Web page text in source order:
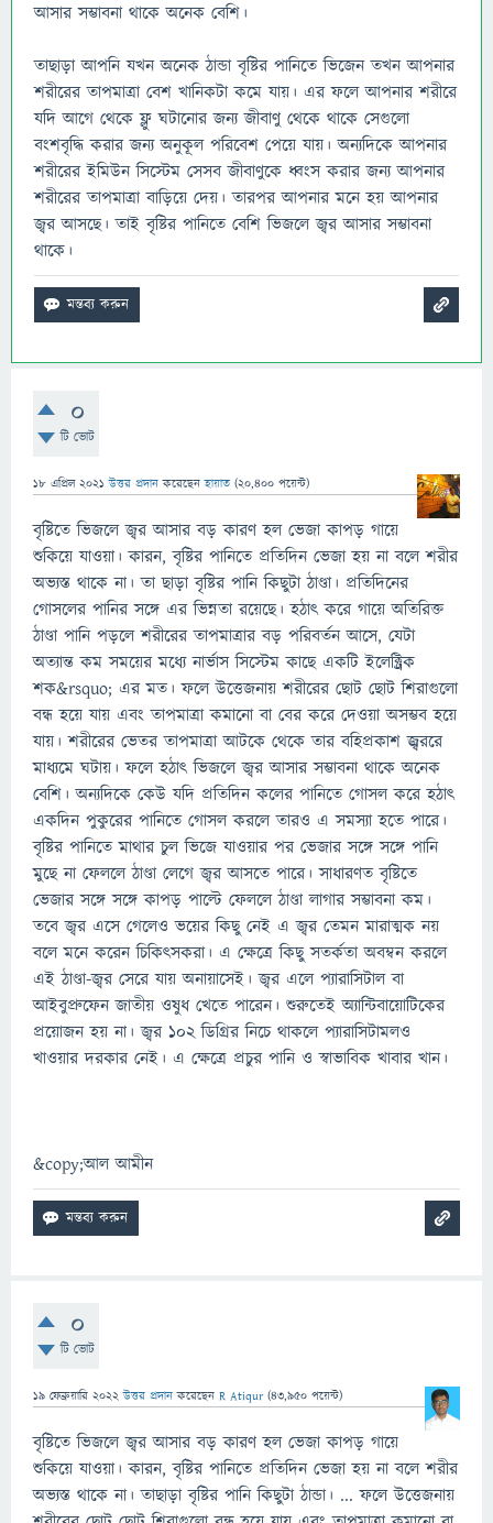
আসার সম্ভাবনা থাকে অনেক বেশি।
তাছাড়া আপনি যখন অনেক ঠান্ডা বৃষ্টির পানিতে ভিজেন তখন আপনার
শরীরের তাপমাত্রা বেশ খানিকটা কমে যায়। এর ফলে আপনার শরীরে
যদি আগে থেকে ফ্লু ঘটানোর জন্য জীবাণু থেকে থাকে সেগুলো
বংশবৃদ্ধি করার জন্য অনুকূল পরিবেশ পেয়ে যায়। অন্যদিকে আপনার
শরীরের ইমিউন সিস্টেম সেসব জীবাণুকে ধ্বংস করার জন্য আপনার
শরীরের তাপমাত্রা বাড়িয়ে দেয়। তারপর আপনার মনে হয় আপনার
জ্বর আসছে। তাই বৃষ্টির পানিতে বেশি ভিজলে জ্বর আসার সম্ভাবনা
থাকে।
0
টি ভোট
18 এপ্রিল 2021 উত্তর প্রদান করেছেনহায়াত (20,400 পয়েন্ট)
বৃষ্টিতে ভিজলে জ্বর আসার বড় কারণ হল ভেজা কাপড় গায়ে
শুকিয়ে যাওয়া। কারন, বৃষ্টির পানিতে প্রতিদিন ভেজা হয় না বলে শরীর
অভ্যস্ত থাকে না। তা ছাড়া বৃষ্টির পানি কিছুটা ঠাণ্ডা। প্রতিদিনের
গোসলের পানির সঙ্গে এর ভিন্নতা রয়েছে। হঠাৎ করে গায়ে অতিরিক্ত
ঠাণ্ডা পানি পড়লে শরীরের তাপমাত্রার বড় পরিবর্তন আসে, যেটা
অত্যান্ত কম সময়ের মধ্যে নার্ভাস সিস্টেম কাছে একটি ইলেক্ট্রিক
শক&rsquo; এর মত। ফলে উত্তেজনায় শরীরের ছোট ছোট শিরাগুলো
বন্ধ হয়ে যায় এবং তাপমাত্রা কমানো বা বের করে দেওয়া অসম্ভব হয়ে
যায়। শরীরের ভেতর তাপমাত্রা আটকে থেকে তার বহিপ্রকাশ জ্ব্রররে
মাধ্যমে ঘটায়। ফলে হঠাৎ ভিজলে জ্বর আসার সম্ভাবনা থাকে অনেক
বেশি। অন্যদিকে কেউ যদি প্রতিদিন কলের পানিতে গোসল করে হঠাৎ
একদিন পুকুরের পানিতে গোসল করলে তারও এ সমস্যা হতে পারে।
বৃষ্টির পানিতে মাথার চুল ভিজে যাওয়ার পর ভেজার সঙ্গে সঙ্গে পানি
মুছে না ফেললে ঠাণ্ডা লেগে জ্বর আসতে পারে। সাধারণত বৃষ্টিতে
ভেজার সঙ্গে সঙ্গে কাপড় পাল্টে ফেললে ঠাণ্ডা লাগার সম্ভাবনা কম।
তবে জ্বর এসে গেলেও ভয়ের কিছু নেই এ জ্বর তেমন মারাত্মক নয়
বলে মনে করেন চিকিৎসকরা। এ ক্ষেত্রে কিছু সতর্কতা অবম্বন করলে
এই ঠাণ্ডা-জ্বর সেরে যায় অনায়াসেই। জ্বর এলে প্যারাসিটাল বা
আইবুপ্রুফেন জাতীয় ওষুধ খেতে পারেন। শুরুতেই অ্যান্টিবায়োটিকের
প্রয়োজন হয় না। জ্বর ১০২ ডিগ্রির নিচে থাকলে প্যারাসিটামলও
খাওয়ার দরকার নেই। এ ক্ষেত্রে প্রচুর পানি ও স্বাভাবিক খাবার খান।
&copy;আল আমীন
0
টি ভোট
19 ফেব্রুয়ারি 2022 উত্তর প্রদান করেছেন R Atiqur (43,950 পয়েন্ট)
বৃষ্টিতে ভিজলে জ্বর আসার বড় কারণ হল ভেজা কাপড় গায়ে
শুকিয়ে যাওয়া। কারন, বৃষ্টির পানিতে প্রতিদিন ভেজা হয় না বলে শরীর
অভ্যস্ত থাকে না। তাছাড়া বৃষ্টির পানি কিছুটা ঠান্ডা। ... ফলে উত্তেজনায়